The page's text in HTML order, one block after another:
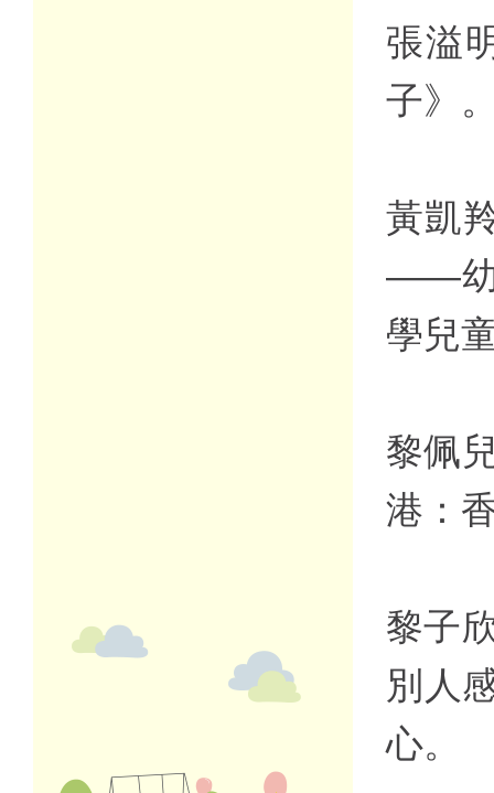
張溢
子》
黃凱
——幼
學兒
黎佩
港：
黎子
別人
心。